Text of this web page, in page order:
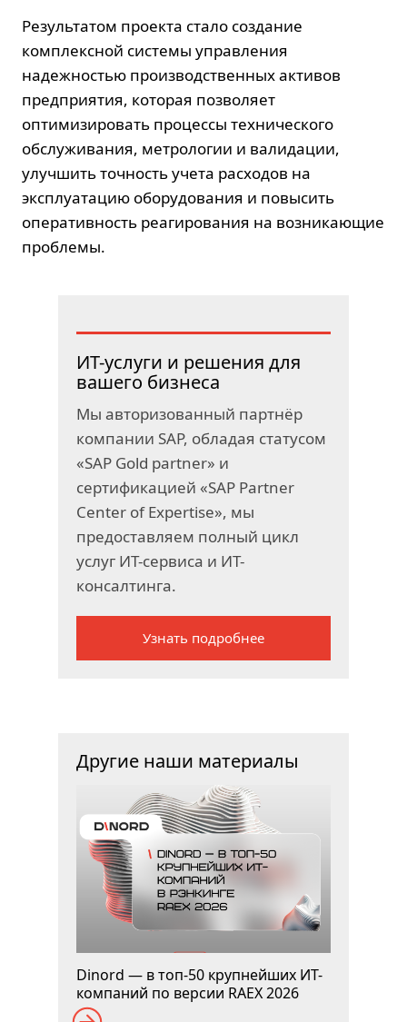
Другие наши материалы
Dinord — в топ-50 крупнейших ИТ-
компаний по версии RAEX 2026
Результатом проекта стало создание
комплексной системы управления
надежностью производственных активов
предприятия, которая позволяет
оптимизировать процессы технического
обслуживания, метрологии и валидации,
улучшить точность учета расходов на
эксплуатацию оборудования и повысить
оперативность реагирования на возникающие
проблемы.
ИТ-услуги и решения для
вашего бизнеса
Мы авторизованный партнёр
компании SAP, обладая статусом
«SAP Gold partner» и
сертификацией «SAP Partner
Center of Expertise», мы
предоставляем полный цикл
услуг ИТ-сервиса и ИТ-
консалтинга.
Узнать подробнее